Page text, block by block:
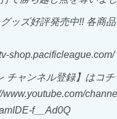
ッズ好評発売中!! 各商
shop.pacificleague.com/
チャンネル登録】はコチ
f__Ad0Q